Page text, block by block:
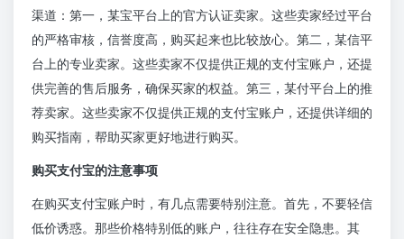
渠道：第一，某宝平台上的官方认证卖家。这些卖家经过平台
的严格审核，信誉度高，购买起来也比较放心。第二，某信平
台上的专业卖家。这些卖家不仅提供正规的支付宝账户，还提
供完善的售后服务，确保买家的权益。第三，某付平台上的推
荐卖家。这些卖家不仅提供正规的支付宝账户，还提供详细的
购买指南，帮助买家更好地进行购买。
购买支付宝的注意事项
在购买支付宝账户时，有几点需要特别注意。首先，不要轻信
低价诱惑。那些价格特别低的账户，往往存在安全隐患。其